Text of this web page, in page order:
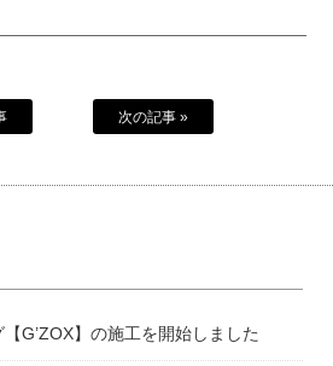
次の記事 »
G’ZOX】の施工を開始しました